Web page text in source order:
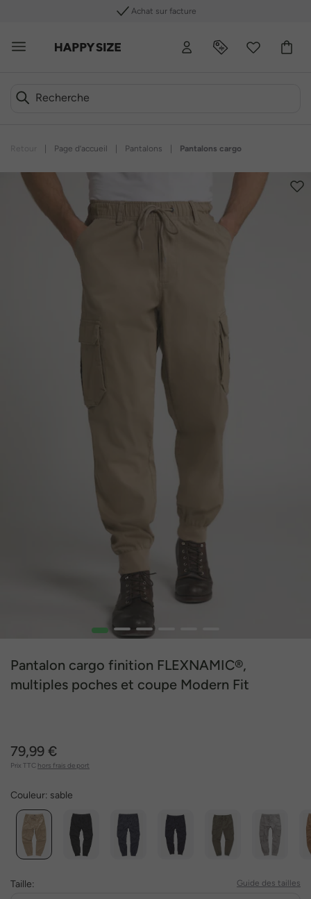
Achat sur facture
Page d’accueil Pantalons Pantalons cargo
1 2 3
Pantalon cargo finition FLEXNAMIC®,
multiples poches et coupe Modern Fit
79,99 €
Prix TTC hors frais de port
Couleur: sable
Taille: Guide des tailles